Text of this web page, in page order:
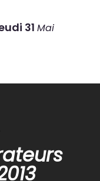
31 Mai